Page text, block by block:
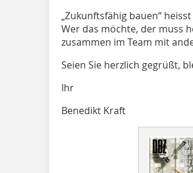
„Zukunftsfähig bauen“
Wer das möchte, der muss
zusammen im Team mit
Seien Sie herzlich gegrüßt,
Ihr
Benedikt Kraft